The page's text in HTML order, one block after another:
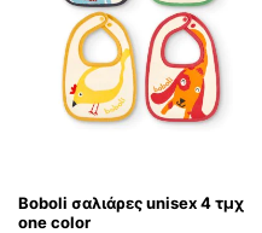
Boboli σαλιάρες unisex 4 τμχ
one color